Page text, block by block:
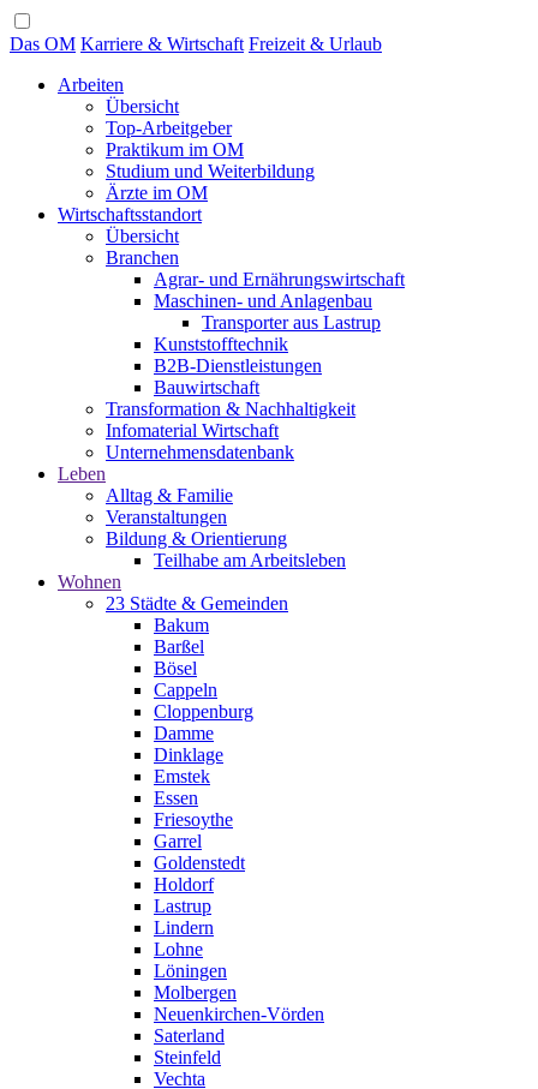
Das OM Karriere & Wirtschaft Freizeit & Urlaub
Arbeiten
Übersicht
Top-Arbeitgeber
Praktikum im OM
Studium und Weiterbildung
Ärzte im OM
Wirtschaftsstandort
Übersicht
Branchen
Agrar- und Ernährungswirtschaft
Maschinen- und Anlagenbau
Transporter aus Lastrup
Kunststofftechnik
B2B-Dienstleistungen
Bauwirtschaft
Transformation & Nachhaltigkeit
Infomaterial Wirtschaft
Unternehmensdatenbank
Leben
Alltag & Familie
Veranstaltungen
Bildung & Orientierung
Teilhabe am Arbeitsleben
Wohnen
23 Städte & Gemeinden
Bakum
Barßel
Bösel
Cappeln
Cloppenburg
Damme
Dinklage
Emstek
Essen
Friesoythe
Garrel
Goldenstedt
Holdorf
Lastrup
Lindern
Lohne
Löningen
Molbergen
Neuenkirchen-Vörden
Saterland
Steinfeld
Vechta